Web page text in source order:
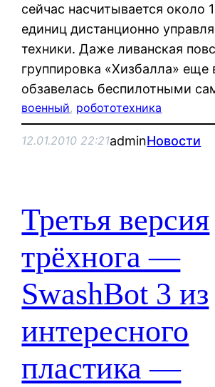
сейчас насчитывается около
единиц дистанционно
техники. Даже ливанская
группировка «Хизбалла» еще
обзавелась беспилотными
военный, робототехника
12.01.2010 22:21adminНовости
Третья версия
трёхнога —
SwashBot 3 из
интересного
пластика —